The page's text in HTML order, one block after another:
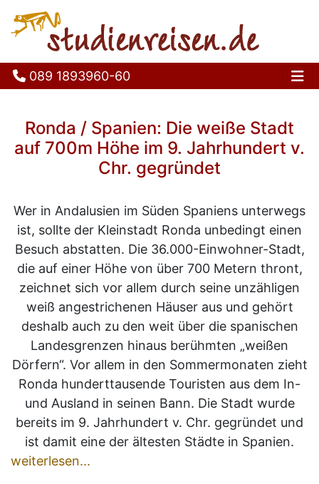
089 1893960-60
Ronda / Spanien: Die weiße Stadt
auf 700m Höhe im 9. Jahrhundert v.
Chr. gegründet
Wer in Andalusien im Süden Spaniens unterwegs
ist, sollte der Kleinstadt Ronda unbedingt einen
Besuch abstatten. Die 36.000-Einwohner-Stadt,
die auf einer Höhe von über 700 Metern thront,
zeichnet sich vor allem durch seine unzähligen
weiß angestrichenen Häuser aus und gehört
deshalb auch zu den weit über die spanischen
Landesgrenzen hinaus berühmten „weißen
Dörfern“. Vor allem in den Sommermonaten zieht
Ronda hunderttausende Touristen aus dem In-
und Ausland in seinen Bann. Die Stadt wurde
bereits im 9. Jahrhundert v. Chr. gegründet und
ist damit eine der ältesten Städte in Spanien.
weiterlesen...